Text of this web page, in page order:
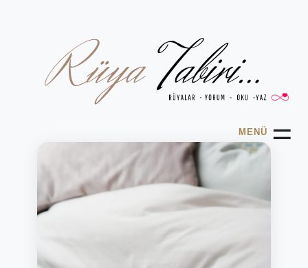
MENÜ ☰